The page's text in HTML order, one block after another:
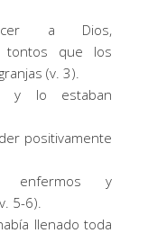
a Dios,
tontos que los
(v. 3).
y lo estaban
positivamente
enfermos y
5-6).
llenado toda